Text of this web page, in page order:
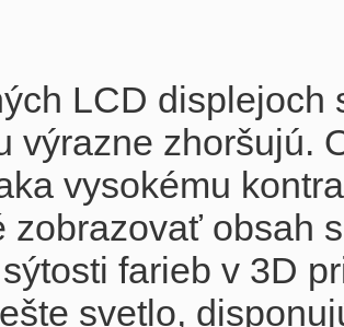
LCD
výrazne zhoršujú.
vysokému
zobrazovať obsah
farieb v 3D
svetlo,